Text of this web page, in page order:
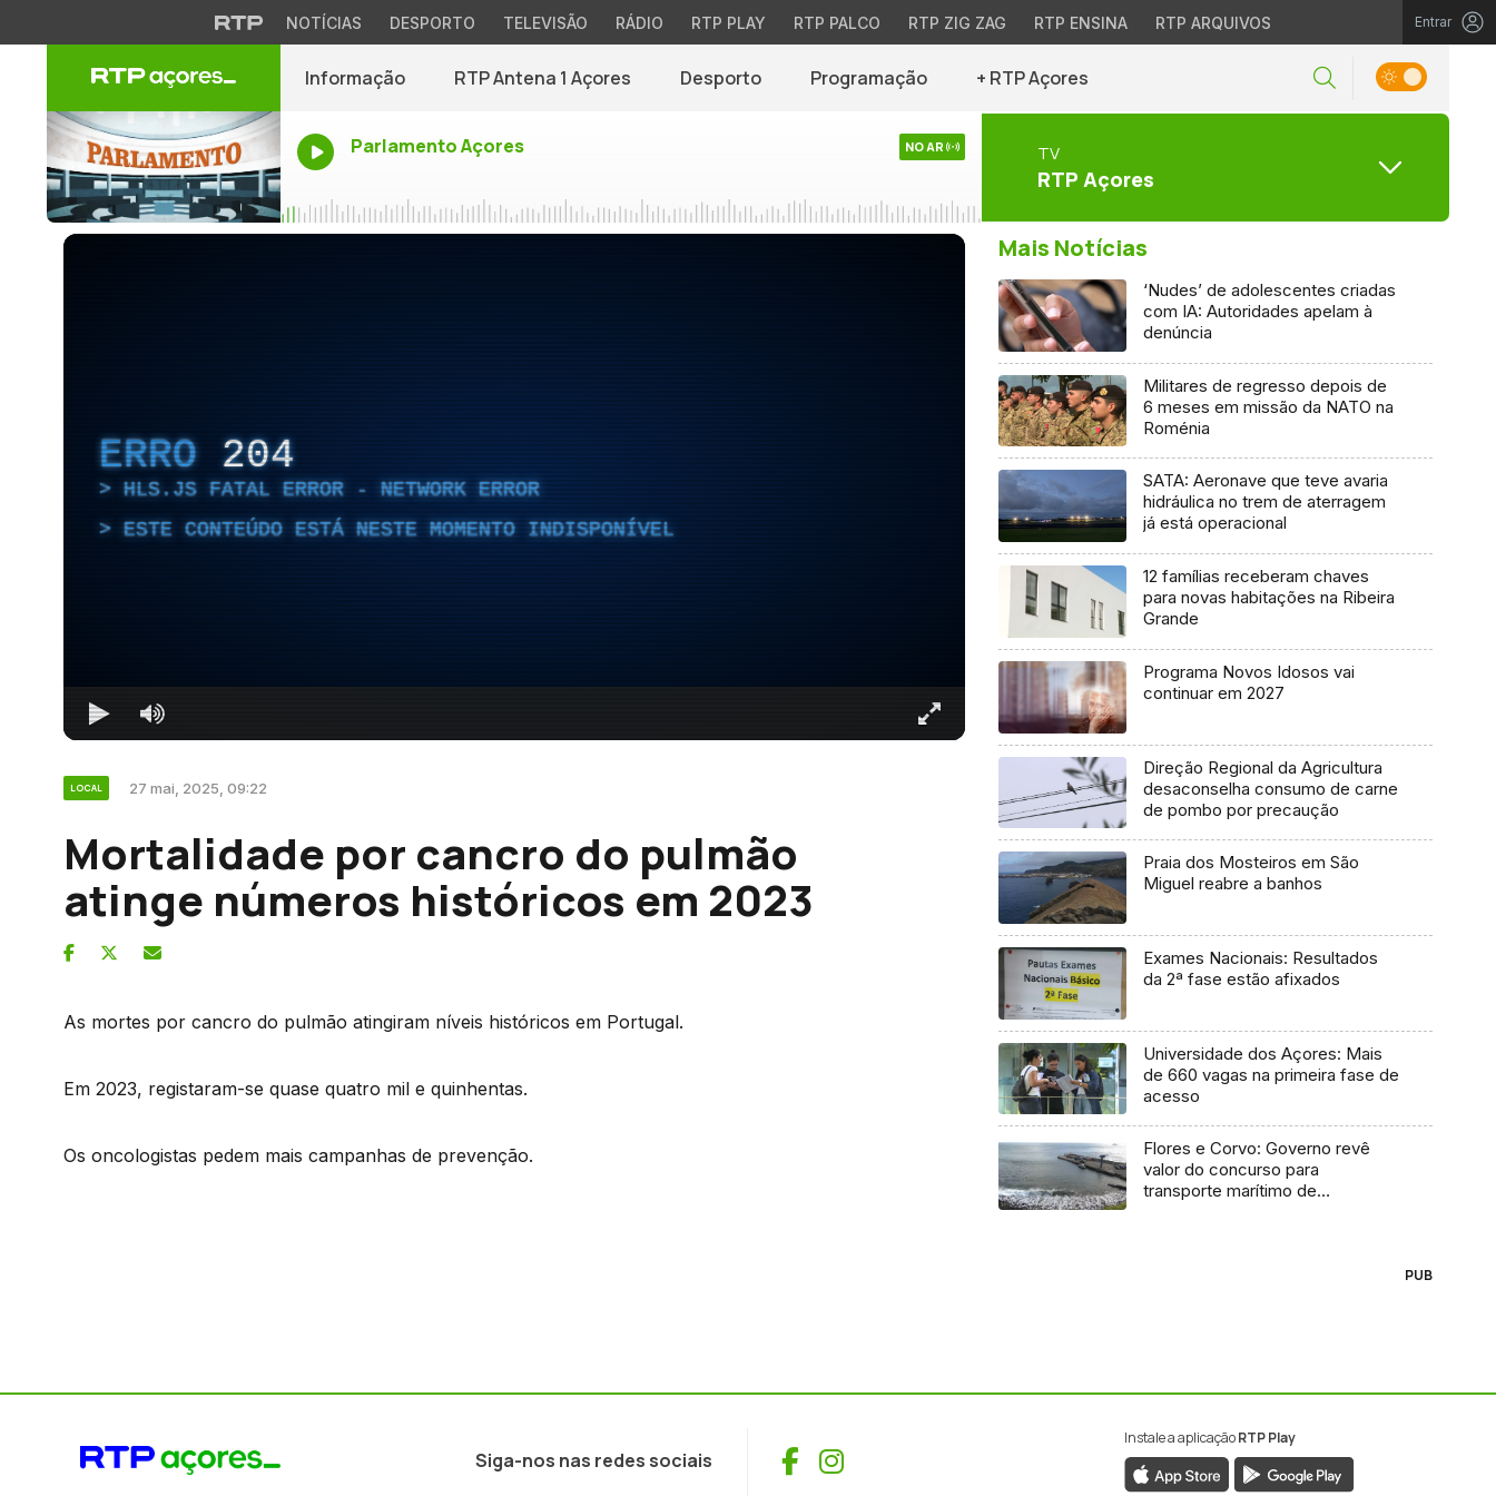
NOTÍCIAS DESPORTO TELEVISÃO RÁDIO RTP PLAY RTP PALCO RTP ZIG ZAG RTP ENSINA RTP ARQUIVOS Entrar
Informação RTP Antena 1 Açores Desporto Programação + RTP Açores
Parlamento Açores NO AR TV
RTP Açores
ERRO 204
HLS.JS FATAL ERROR - NETWORK ERROR
ESTE CONTEÚDO ESTÁ NESTE MOMENTO INDISPONÍVEL
LOCAL 27 mai, 2025, 09:22
Mortalidade por cancro do pulmão
atinge números históricos em 2023
As mortes por cancro do pulmão atingiram níveis históricos em Portugal.
Em 2023, registaram-se quase quatro mil e quinhentas.
Os oncologistas pedem mais campanhas de prevenção.
Mais Notícias
‘Nudes’ de adolescentes criadas
com IA: Autoridades apelam à
denúncia
Militares de regresso depois de
6 meses em missão da NATO na
Roménia
SATA: Aeronave que teve avaria
hidráulica no trem de aterragem
já está operacional
12 famílias receberam chaves
para novas habitações na Ribeira
Grande
Programa Novos Idosos vai
continuar em 2027
Direção Regional da Agricultura
desaconselha consumo de carne
de pombo por precaução
Praia dos Mosteiros em São
Miguel reabre a banhos
Exames Nacionais: Resultados
da 2ª fase estão afixados
Universidade dos Açores: Mais
de 660 vagas na primeira fase de
acesso
Flores e Corvo: Governo revê
valor do concurso para
transporte marítimo de
PUB
Siga-nos nas redes sociais Facebook
Instagram
Instale a aplicaçãoRTP Play